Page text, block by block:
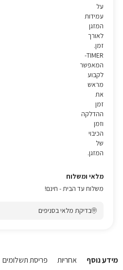
על
עמידות
המזגן
לאורך
זמן.
TIMER-
המאפשר
לקבוע
מראש
את
זמן
ההדלקה
וזמן
הכיבוי
של
המזגן.
מלאי ומשלוח
משלוח עד הבית - חינם!
בדיקת מלאי בסניפים
מידע נוסף אחריות פריסת תשלומים